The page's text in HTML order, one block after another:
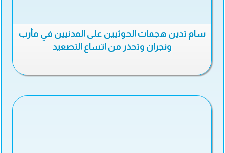
سام تدين هجمات الحوثيين على المدنيين في مأرب
ونجران وتحذر من اتساع التصعيد